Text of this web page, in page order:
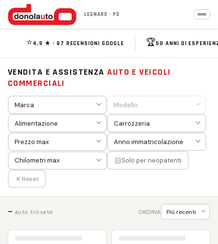
LEGNARO · PD
⭐4,9 ★ · 87 RECENSIONI GOOGLE 🏆50 ANNI DI
VENDITA E ASSISTENZAAUTO E VEICOLI
COMMERCIALI
🏻Solo per neopatenti
✕ Reset
— auto trovate ORDINA